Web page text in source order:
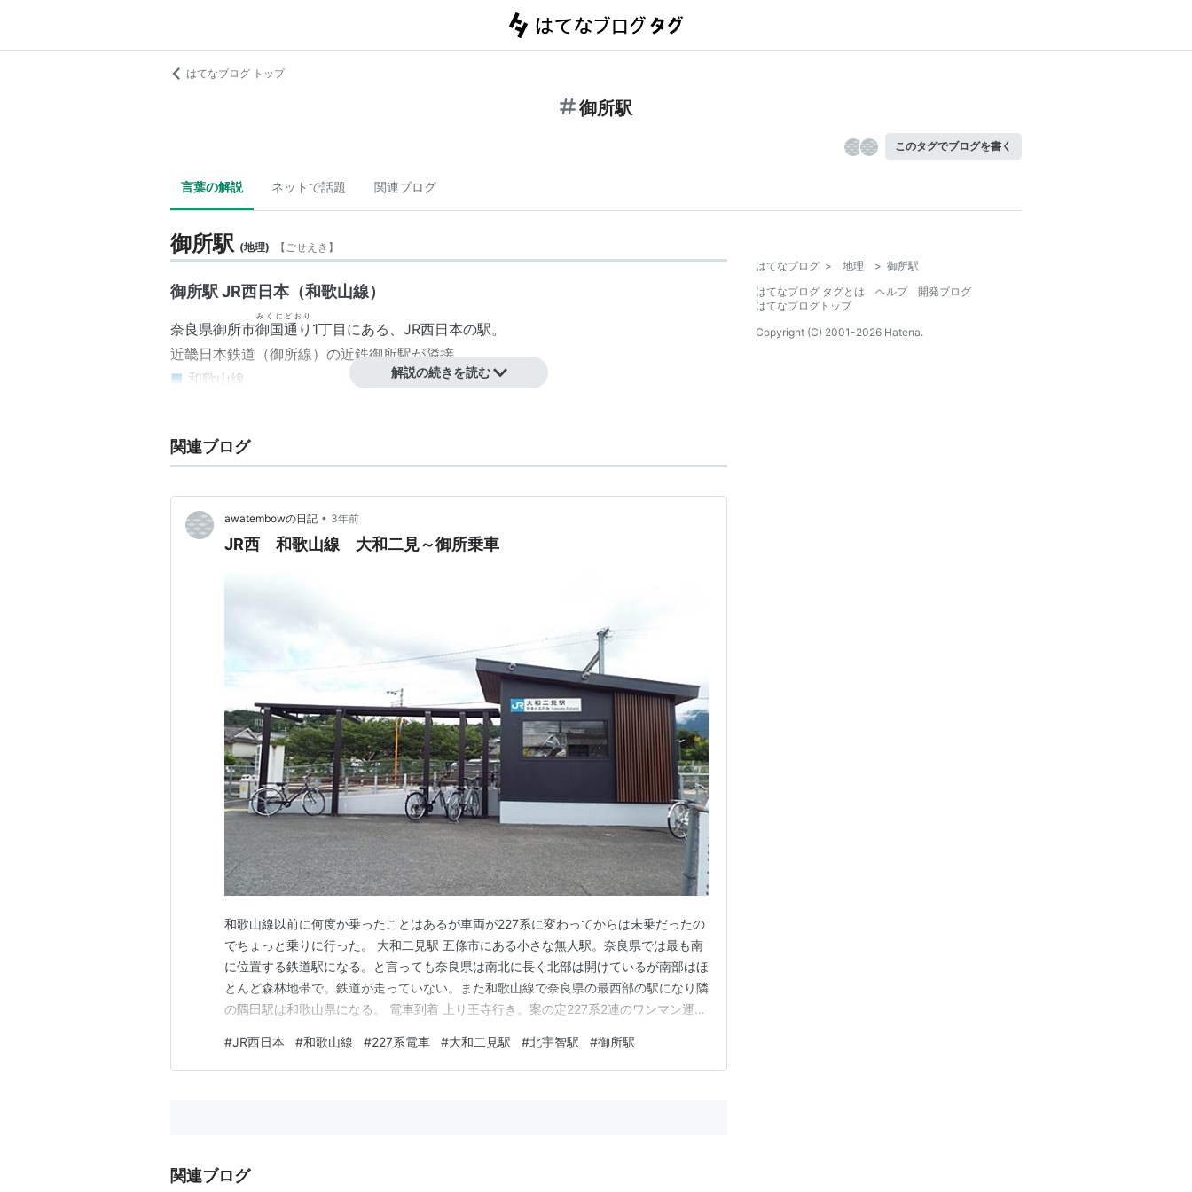
はてなブログ トップ
御所駅
このタグでブログを書く
言葉の解説 ネットで話題 関連ブログ
御所駅 (地理) 【ごせえき 】
御所駅 JR西日本（和歌山線）
奈良県御所市御国通り
みくにどおり
1丁目 にある、 JR西日本の駅。
近畿日本鉄道 （御所線）の近鉄御所駅が隣接。
■ 和歌山線
地図上の南を左・北を右にして表記。
リスト：駅キーワード
解説の続きを読む
関連ブログ
awatembowの日記 • 3年前
JR西 和歌山線 大和二見～御所乗車
和歌山線以前に何度か乗ったことはあるが車両が227系に変わってからは未乗だったの
でちょっと乗りに行った。 大和二見駅 五條市にある小さな無人駅。奈良県では最も南
に位置する鉄道駅になる。と言っても奈良県は南北に長く北部は開けているが南部はほ
とんど森林地帯で。鉄道が走っていない。また和歌山線で奈良県の最西部の駅になり隣
の隅田駅は和歌山県になる。 電車到着 上り王寺行き。案の定227系2連のワンマン運
なりそこに立つと運賃収受の邪魔になり鉄道ファンとしては少し寂しい。 途中駅 北宇
智のホーム。かつてはスイッチバックの広い駅…
#JR西日本 #和歌山線 #227系電車 #大和二見駅 #北宇智駅 #御所駅
関連ブログ
はてなブログ > 地理 > 御所駅
はてなブログ タグとは
ヘルプ
開発ブログ
はてなブログトップ
Copyright (C) 2001-2026 Hatena.